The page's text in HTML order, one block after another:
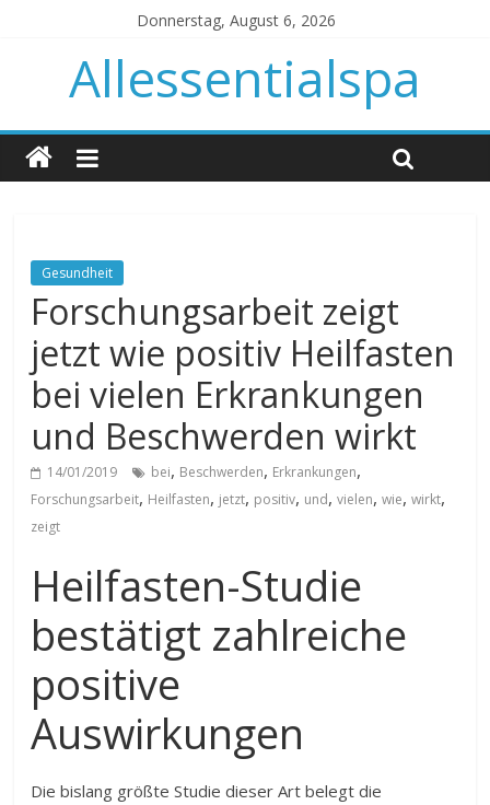
Donnerstag, August 6, 2026
Allessentialspa
Gesundheit
Forschungsarbeit zeigt
jetzt wie positiv Heilfasten
bei vielen Erkrankungen
und Beschwerden wirkt
14/01/2019 bei, Beschwerden, Erkrankungen,
Forschungsarbeit, Heilfasten, jetzt, positiv, und,vielen,wie,wirkt,
zeigt
Heilfasten-Studie
bestätigt zahlreiche
positive
Auswirkungen
Die bislang größte Studie dieser Art belegt die